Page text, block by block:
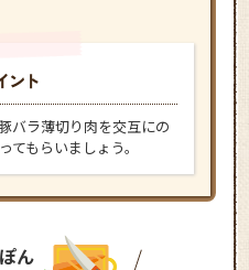
バラ薄切り肉を交互にの
もらいましょう。
ん